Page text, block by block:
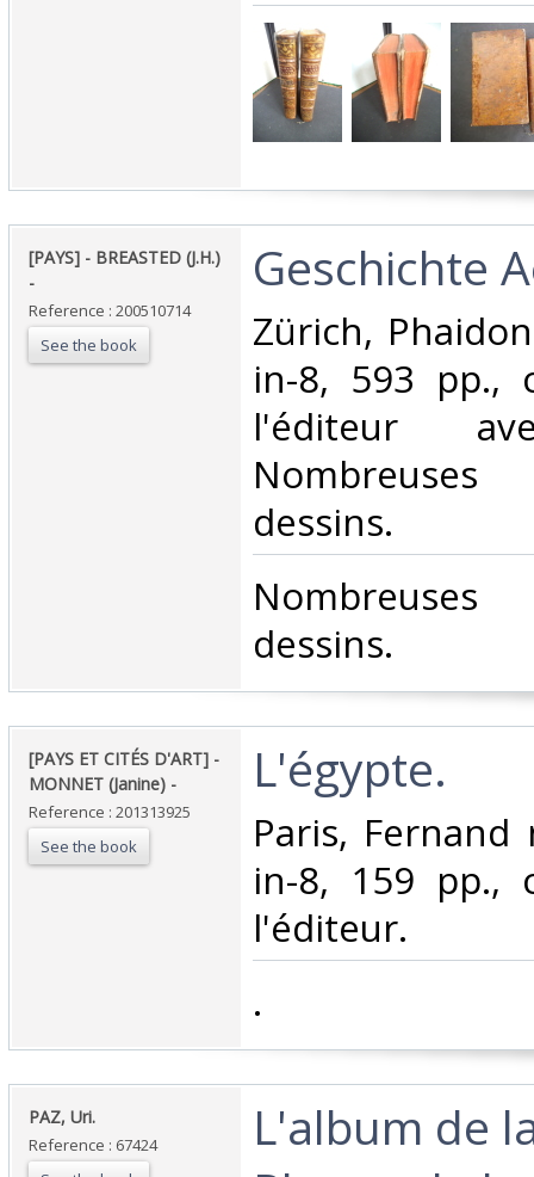
‎[PAYS] - BREASTED (J.H.)
- ‎
Reference : 200510714
See the book
‎Geschichte
‎Zürich,
in-8, 593 pp.,
l'éditeur
dessins.‎
dessins.‎
‎[PAYS ET CITÉS D'ART] -
MONNET (Janine) - ‎
Reference : 201313925
See the book
‎L'égypte. ‎
‎Paris,
in-8, 159 pp.,
l'éditeur.‎
‎.‎
‎PAZ, Uri.‎
Reference : 67424
‎L'album de